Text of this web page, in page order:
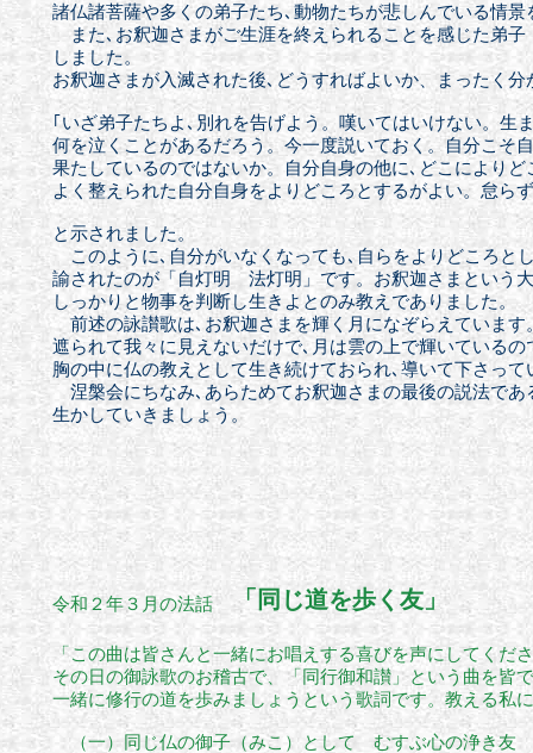
諸仏諸菩薩や多くの弟子たち､動物たちが悲しんでいる情
また､お釈迦さまがご生涯を終えられることを感じた弟
しました。
お釈迦さまが入滅された後､どうすればよいか、まったく
｢いざ弟子たちよ､別れを告げよう。嘆いてはいけない。生
何を泣くことがあるだろう。今一度説いておく。自分こそ
果たしているのではないか。自分自身の他に､ どこにより
よく整えられた自分自身をよりどころとするがよい。怠ら
と示されました。
このように､自分がいなくなっても､自らをよりどころと
諭されたのが「自灯明 法灯明」です。お釈迦さまという
しっかりと物事を判断し生きよとのみ教えでありました。
前述の詠讃歌は､お釈迦さまを輝く月になぞらえていま
遮られて我々に見えないだけで､月は雲の上で輝いているの
胸の中に仏の教えとして生き続けておられ､導いて下さって
涅槃会にちなみ､あらためてお釈迦さまの最後の説法で
生かしていきましょう。
令和２年３月の法話 「同じ道を歩く友」
「この曲は皆さんと一緒にお唱えする喜びを声にしてくだ
その日の御詠歌のお稽古で、「同行御和讃」という曲を皆
一緒に修行の道を歩みましょうという歌詞です。教える私
（一）同じ仏の御子（みこ）として むすぶ心の浄き